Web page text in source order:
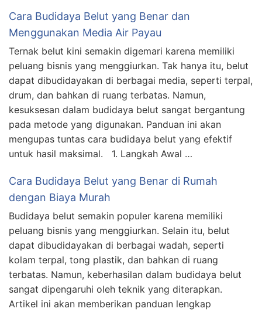
Cara Budidaya Belut yang Benar dan
Menggunakan Media Air Payau
Ternak belut kini semakin digemari karena memiliki
peluang bisnis yang menggiurkan. Tak hanya itu, belut
dapat dibudidayakan di berbagai media, seperti terpal,
drum, dan bahkan di ruang terbatas. Namun,
kesuksesan dalam budidaya belut sangat bergantung
pada metode yang digunakan. Panduan ini akan
mengupas tuntas cara budidaya belut yang efektif
untuk hasil maksimal. 1. Langkah Awal …
Cara Budidaya Belut yang Benar di Rumah
dengan Biaya Murah
Budidaya belut semakin populer karena memiliki
peluang bisnis yang menggiurkan. Selain itu, belut
dapat dibudidayakan di berbagai wadah, seperti
kolam terpal, tong plastik, dan bahkan di ruang
terbatas. Namun, keberhasilan dalam budidaya belut
sangat dipengaruhi oleh teknik yang diterapkan.
Artikel ini akan memberikan panduan lengkap